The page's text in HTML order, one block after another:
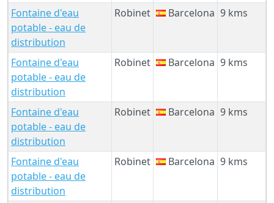
Fontaine d'eau
potable - eau de
distribution
Robinet Barcelona 9 kms
Fontaine d'eau
potable - eau de
distribution
Robinet Barcelona 9 kms
Fontaine d'eau
potable - eau de
distribution
Robinet Barcelona 9 kms
Fontaine d'eau
potable - eau de
distribution
Robinet Barcelona 9 kms